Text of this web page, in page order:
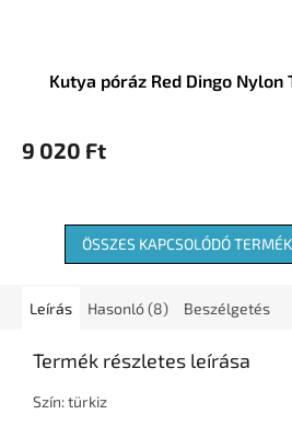
Kutya póráz Red Dingo Nylon
9 020 Ft
ÖSSZES KAPCSOLÓDÓ
Leírás Hasonló (8) Beszélgetés
Termék részletes leírása
Szín: türkiz